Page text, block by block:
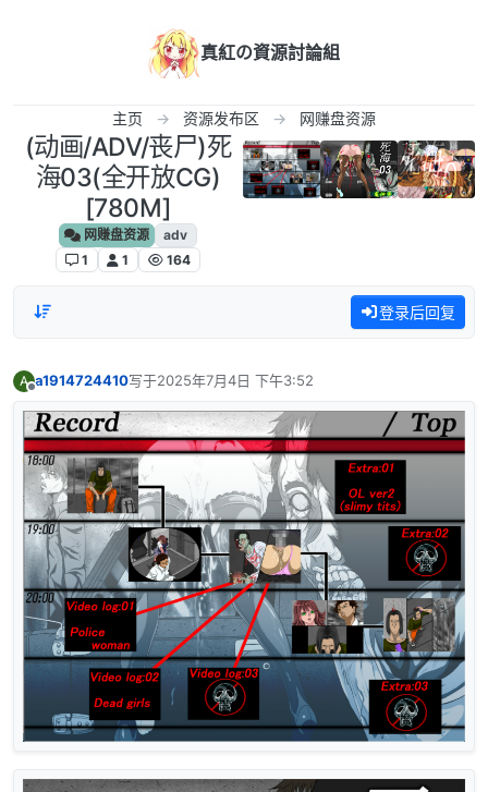
真紅の資源討論組
主页 资源发布区 网赚盘资源
(动画/ADV/丧尸)死
海03(全开放CG)
[780M]
网赚盘资源
adv
1
1 164
登录后回复
A a1914724410写于2025年7月4日 下午3:52
最后由 编辑